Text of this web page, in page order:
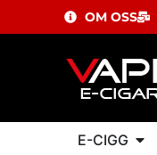
OM OSS
E-CIGG